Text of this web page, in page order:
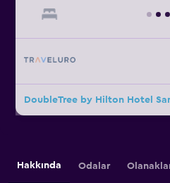
DoubleTree by Hilton Hotel
Hakkında Odalar